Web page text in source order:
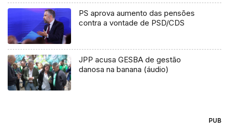
PS aprova aumento das pensões
contra a vontade de PSD/CDS
JPP acusa GESBA de gestão
danosa na banana (áudio)
PUB